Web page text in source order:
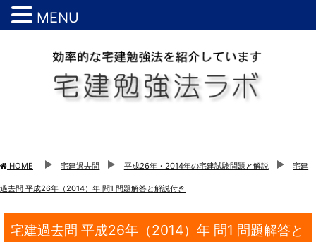
HOME 宅建過去問 平成26年・2014年の宅建試験問題と解説 宅建
過去問 平成26年（2014）年 問1 問題解答と解説付き
宅建過去問 平成26年（2014）年 問1 問題解答と
MENU